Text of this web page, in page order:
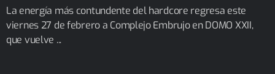
La energía más contundente del hardcore regresa este
viernes 27 de febrero a Complejo Embrujo en DOMO XXII,
que vuelve ...